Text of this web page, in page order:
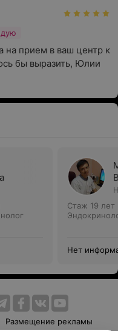
на прием в ваш центр к
бы выразить, Юлии
Стаж 19 лет
Нет
Размещение рекламы